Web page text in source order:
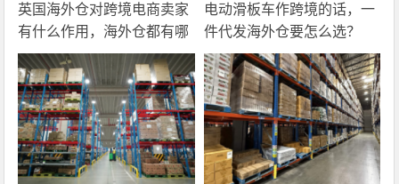
英国海外仓对跨境电商卖家
有什么作用，海外仓都有哪
些核心服务？
电动滑板车作跨境的话，一
件代发海外仓要怎么选？